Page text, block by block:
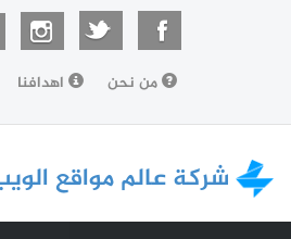
من نحن اهدافنا
شركة عالم مواقع الويب